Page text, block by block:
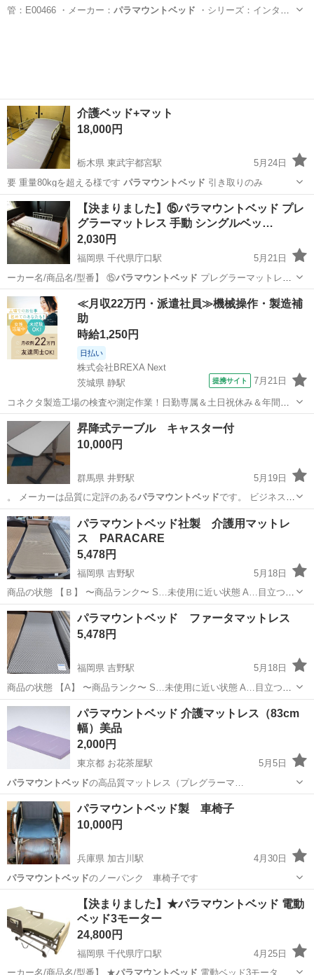
管：E00466 ・メーカー： パラマウントベッド ・シリーズ：インタイ
介護ベッド+マット
18,000円
栃木県 東武宇都宮駅
5月24日
要 重量80kgを超える様です パラマウントベッド 引き取りのみ
栃木 宇都宮市 東武宇都宮駅 家具
パラマウントベッド
【決まりました】⑮パラマウントベッド プレ
グラーマットレス 手動 シングルベッ…
2,030円
福岡県 千代県庁口駅
5月21日
ーカー名/商品名/型番】 ⑮パラマウントベッド プレグラーマットレス
手動 シ…
福岡 福岡市 千代県庁口駅 ベッド パラマウントベッド
≪月収22万円・派遣社員≫機械操作・製造補
助
時給1,250円
日払い
株式会社BREXA Next
茨城県 静駅
提携サイト 7月21日
コネクタ製造工場の検査や測定作業！日勤専属＆土日祝休み＆年間休
日128日★クリーンルーム内作業★マイカー通勤OK＆無料駐車場あり
★就業先食堂利用可！日払い制度あり！《茨城県常陸大宮市》 人気の
工場のお仕事 ◇コネクタ製造工...
茨城 常陸大宮市 その他
昇降式テーブル キャスター付
10,000円
群馬県 井野駅
5月19日
。 メーカーは品質に定評のあるパラマウントベッドです。 ビジネス用
自宅用、医療…
群馬 高崎市 井野駅 その他 キャスター
パラマウントベッド社製 介護用マットレ
ス PARACARE
5,478円
福岡県 吉野駅
5月18日
商品の状態 【Ｂ】 〜商品ランク〜 S…未使用に近い状態 A…目立つ傷
や汚れもなく綺麗な状態 B…やや傷や汚れがあるが、そこまで目立た
ない C…全体的に傷や汚れがある ・汚れは特にありません。 ・前持主
しの方のお名前が...
福岡 大牟田市 吉野駅 パラマウントベッド
パラマウントベッド ファータマットレス
5,478円
福岡県 吉野駅
5月18日
商品の状態 【A】 〜商品ランク〜 S…未使用に近い状態 A…目立つ傷
や汚れもなく綺麗な状態 B…やや傷や汚れがあるが、そこまで目立た
ない C…全体的に傷や汚れがある 【サイズ】 幅 83cm 高さ 7cm 奥...
福岡 大牟田市 吉野駅 パラマウントベッド
パラマウントベッド 介護マットレス（83cm
幅）美品
2,000円
東京都 お花茶屋駅
5月5日
パラマウントベッドの高品質マットレス（プレグラーマ…
東京 足立区 お花茶屋駅 寝具 パラマウントベッド
パラマウントベッド製 車椅子
10,000円
兵庫県 加古川駅
4月30日
パラマウントベッドのノーパンク 車椅子です
加古川市 加古川駅 椅子 パラマウントベッド
【決まりました】★パラマウントベッド 電動
ベッド3モーター
24,800円
福岡県 千代県庁口駅
4月25日
ーカー名/商品名/型番】 ★パラマウントベッド 電動ベッド3モーター